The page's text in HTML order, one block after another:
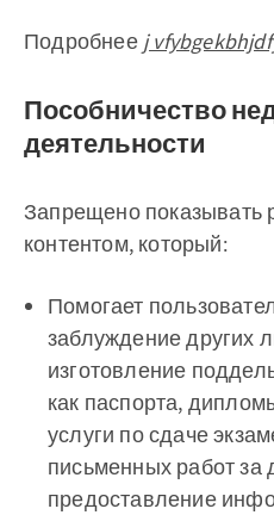
Подробнее j
Пособничество
деятельности
Запрещено показывать
контентом, который:
Помогает
заблуждение других
изготовление
как паспорта,
услуги по сдаче
письменных работ за
предоставление